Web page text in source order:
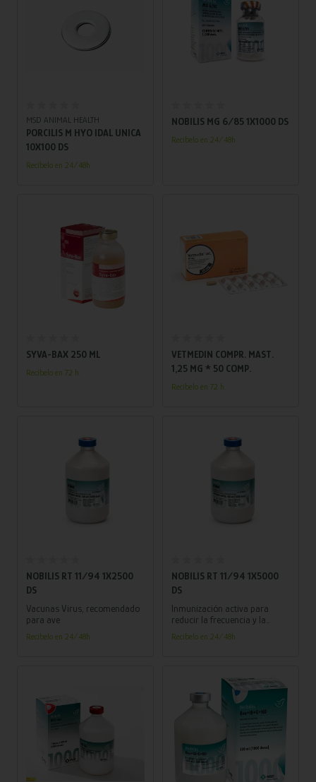
MSD ANIMAL HEALTH
PORCILIS M HYO IDAL UNICA
10X100 DS
Recíbelo en 24/48h
NOBILIS MG 6/85 1X1000 DS
Recíbelo en 24/48h
SYVA-BAX 250 ML
Recíbelo en 72 h.
VETMEDIN COMPR. MAST.
1,25 MG * 50 COMP.
Recíbelo en 72 h.
NOBILIS RT 11/94 1X2500
DS
Vacunas Virus, recomendado
para ave
Recíbelo en 24/48h
NOBILIS RT 11/94 1X5000
DS
Inmunización activa para
reducir la frecuencia y la
gravedad de síntomas clínicos
debidos a la infección con
Recíbelo en 24/48h